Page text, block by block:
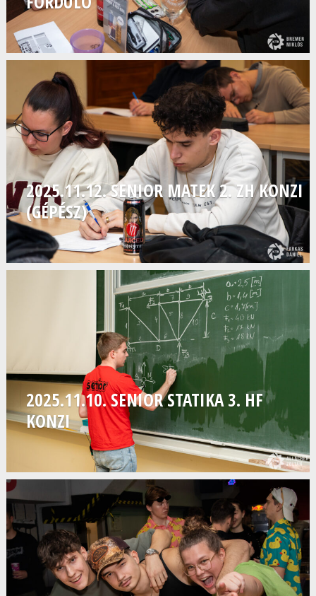
2025.11.12. SENIOR MATEK 2. ZH KONZI
(GÉPÉSZ)
2025.11.10. SENIOR STATIKA 3. HF
KONZI